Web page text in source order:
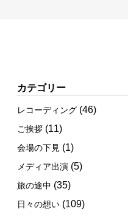
カテゴリー
レコーディング (46)
ご挨拶 (11)
会場の下見 (1)
メディア出演 (5)
旅の途中 (35)
日々の想い (109)